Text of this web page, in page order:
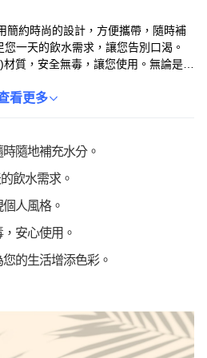
簡約時尚的設計，方便攜帶，隨時補
一天的飲水需求，讓您告別口渴。
質，安全無毒，讓您使用。無論是上
。
看更多
隨地補充水分。
飲水需求。
人風格。
安心使用。
的生活增添色彩。